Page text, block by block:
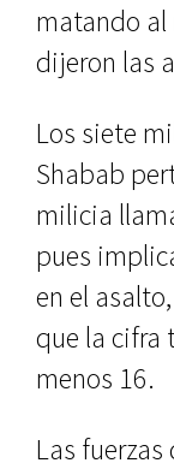
matando al
dijeron las
Los siete
Shabab
milicia
pues
en el
que la cifra
menos 16.
Las